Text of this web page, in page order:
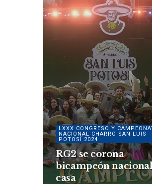
LXXX CONGRESO Y
NACIONAL CHARRO SAN LUIS
POTOSÍ 2024
RG2 se corona
bicampeón
casa